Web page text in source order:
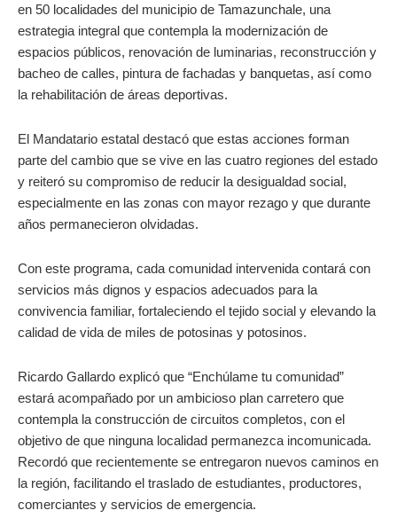
en 50 localidades del municipio de Tamazunchale, una
estrategia integral que contempla la modernización de
espacios públicos, renovación de luminarias, reconstrucción y
bacheo de calles, pintura de fachadas y banquetas, así como
la rehabilitación de áreas deportivas.
El Mandatario estatal destacó que estas acciones forman
parte del cambio que se vive en las cuatro regiones del estado
y reiteró su compromiso de reducir la desigualdad social,
especialmente en las zonas con mayor rezago y que durante
años permanecieron olvidadas.
Con este programa, cada comunidad intervenida contará con
servicios más dignos y espacios adecuados para la
convivencia familiar, fortaleciendo el tejido social y elevando la
calidad de vida de miles de potosinas y potosinos.
Ricardo Gallardo explicó que “Enchúlame tu comunidad”
estará acompañado por un ambicioso plan carretero que
contempla la construcción de circuitos completos, con el
objetivo de que ninguna localidad permanezca incomunicada.
Recordó que recientemente se entregaron nuevos caminos en
la región, facilitando el traslado de estudiantes, productores,
comerciantes y servicios de emergencia.